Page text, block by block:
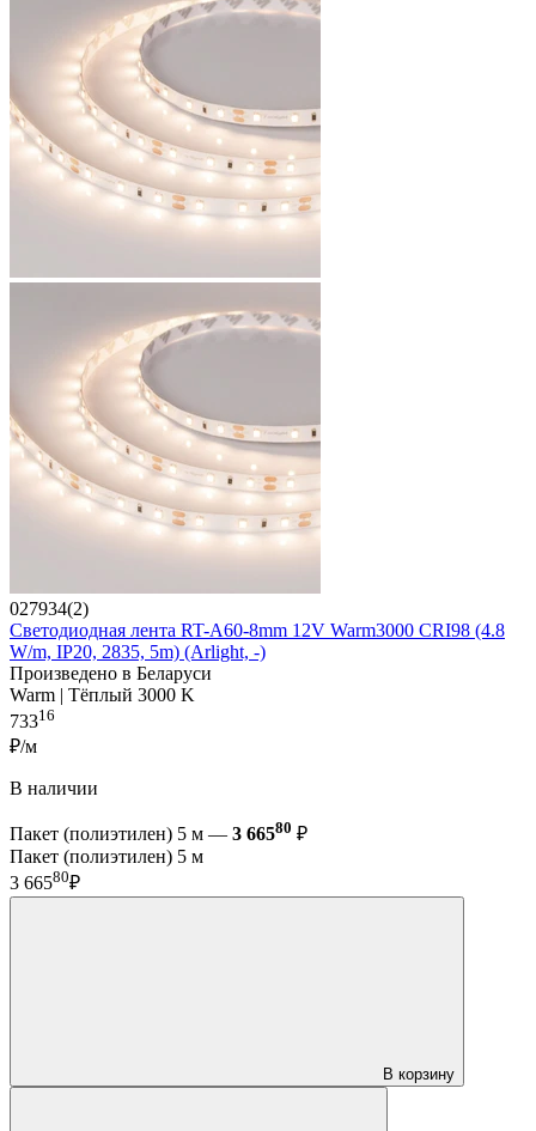
027934(2)
Светодиодная лента RT-A60-8mm 12V Warm3000 CRI98 (4.8
W/m, IP20, 2835, 5m) (Arlight, -)
Произведено в Беларуси
Warm | Тёплый 3000 K
73316
₽/м
В наличии
Пакет (полиэтилен) 5 м — 3 66580 ₽
Пакет (полиэтилен) 5 м
3 66580₽
В корзину